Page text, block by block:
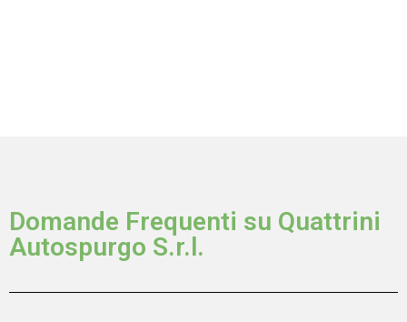
Domande Frequenti su Quattrini
Autospurgo S.r.l.